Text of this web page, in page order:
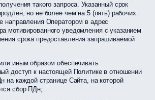
такого запроса. Указанный срок
но не более чем на 5 (пять) рабочих
направления Оператором в адрес
мотивированного уведомления с указанием
срока предоставления запрашиваемой
иным образом обеспечивать
доступ к настоящей Политике в отношении
на каждой странице Сайта, на которой
сбор ПДн;